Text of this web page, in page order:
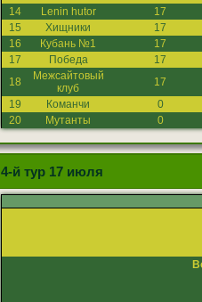
14
Lenin hutor
17
15
Хищники
17
16
Кубань №1
17
17
Победа
17
18
Межсайтовый
клуб
17
19
Команчи
0
20
Мутанты 0
4-й тур 17 июля